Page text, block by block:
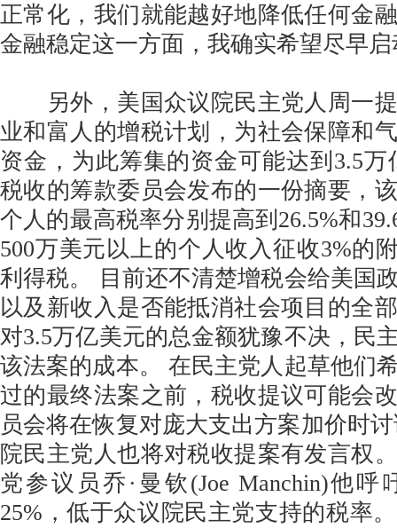
正常化，我们就能越好地降低任何金
金融稳定这一方面，我确实希望尽早启
另外，美国众议院民主党人周一提
业和富人的增税计划，为社会保障和
资金，为此筹集的资金可能达到3.5
税收的筹款委员会发布的一份摘要，
个人的最高税率分别提高到26.5%和
500万美元以上的个人收入征收3%的
利得税。 目前还不清楚增税会给美国
以及新收入是否能抵消社会项目的全
对3.5万亿美元的总金额犹豫不决，民
该法案的成本。 在民主党人起草他们
过的最终法案之前，税收提议可能会
员会将在恢复对庞大支出方案加价时
院民主党人也将对税收提案有发言权
党参议员乔·曼钦(Joe Manchin)他
25%，低于众议院民主党支持的税率